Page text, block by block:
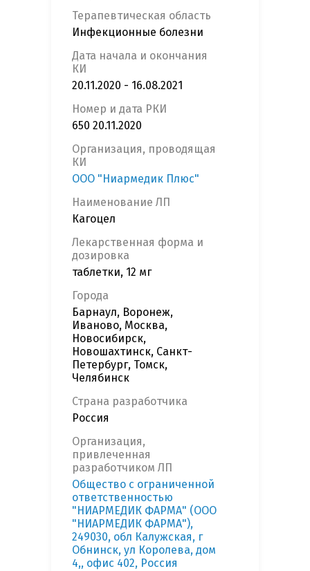
Терапевтическая область
Инфекционные болезни
Дата начала и окончания
КИ
20.11.2020 - 16.08.2021
Номер и дата РКИ
650 20.11.2020
Организация, проводящая
КИ
ООО "Ниармедик Плюс"
Наименование ЛП
Кагоцел
Лекарственная форма и
дозировка
таблетки, 12 мг
Города
Барнаул, Воронеж,
Иваново, Москва,
Новосибирск,
Новошахтинск, Санкт-
Петербург, Томск,
Челябинск
Страна разработчика
Россия
Организация,
привлеченная
разработчиком ЛП
Общество с ограниченной
ответственностью
"НИАРМЕДИК ФАРМА" (ООО
"НИАРМЕДИК ФАРМА"),
249030, обл Калужская, г
Обнинск, ул Королева, дом
4,, офис 402, Россия